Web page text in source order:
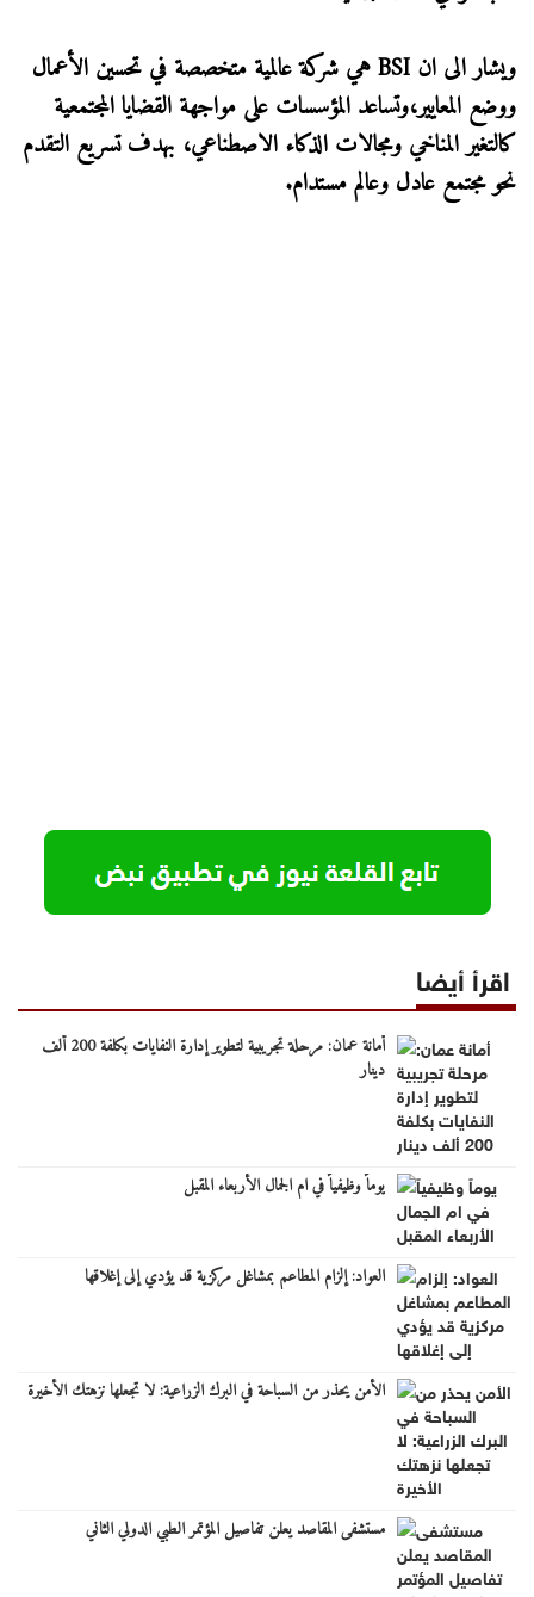
ويشار الى ان BSI هي شركة عالمية متخصصة في تحسين الأعمال
ووضع المعايير،وتساعد المؤسسات على مواجهة القضايا المجتمعية
كالتغير المناخي ومجالات الذكاء الاصطناعي، بهدف تسريع التقدم
نحو مجتمع عادل وعالم مستدام.
اقرأ أيضا
أمانة عمان: مرحلة تجريبية لتطوير إدارة النفايات بكلفة 200 ألف
دينار
يوماً وظيفياً في ام الجمال الأربعاء المقبل
العواد: إلزام المطاعم بمشاغل مركزية قد يؤدي إلى إغلاقها
الأمن يحذر من السباحة في البرك الزراعية: لا تجعلها نزهتك الأخيرة
مستشفى المقاصد يعلن تفاصيل المؤتمر الطبي الدولي الثاني